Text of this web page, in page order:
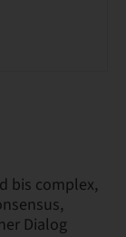
bis complex,
Dialog